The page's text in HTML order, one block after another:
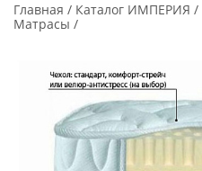
Главная Каталог ИМПЕРИЯ
Матрасы